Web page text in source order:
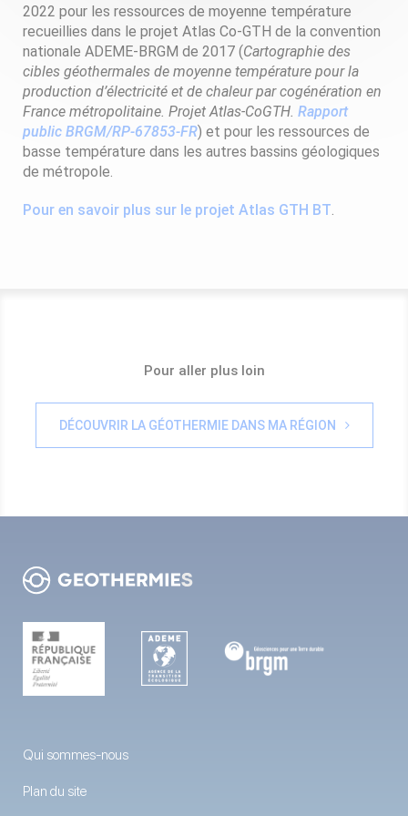
2022 pour les ressources de moyenne température
recueillies dans le projet Atlas Co-GTH de la convention
nationale ADEME-BRGM de 2017 (Cartographie des
cibles géothermales de moyenne température pour la
production d’électricité et de chaleur par cogénération en
France métropolitaine. Projet Atlas-CoGTH. Rapport
public BRGM/RP-67853-FR) et pour les ressources de
basse température dans les autres bassins géologiques
de métropole.
Pour en savoir plus sur le projet Atlas GTH BT
Pour aller plus loin
DÉCOUVRIR LA GÉOTHERMIE DANS MA RÉGION
Qui sommes-nous
Plan du site